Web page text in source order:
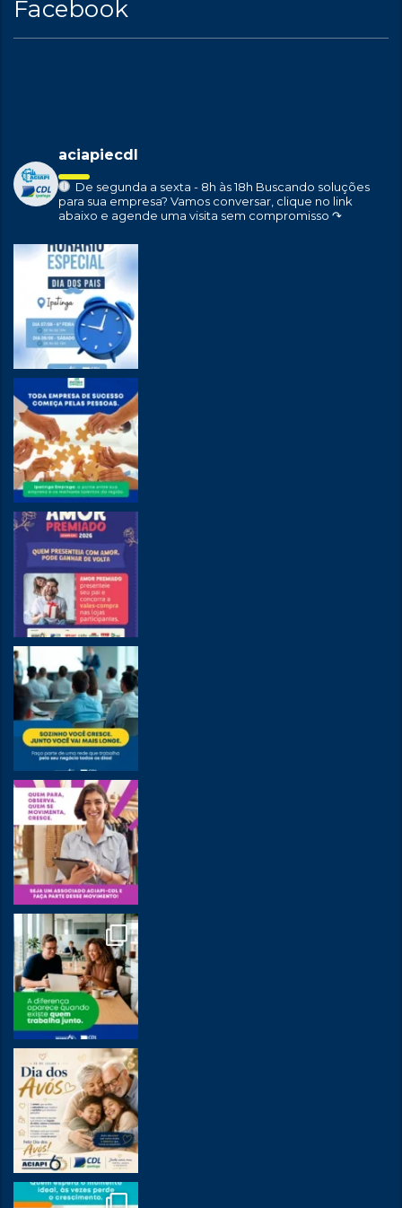
Facebook
aciapiecdl
De segunda a sexta - 8h às 18h Buscando soluções
para sua empresa? Vamos conversar, clique no link
abaixo e agende uma visita sem compromisso ↷